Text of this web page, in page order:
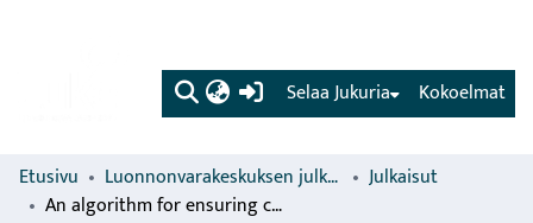
(current) Kokoelmat
Selaa Jukuria
Etusivu Luonnonvarakeskuksen julkaisut
Julkaisut
An algorithm for ensuring compatibility between estimated percentiles of diameter distribution and measured stand variables